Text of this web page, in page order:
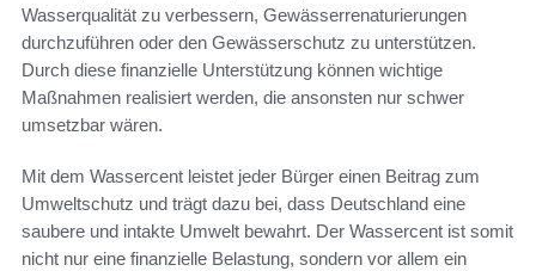
Wasserqualität zu verbessern, Gewässerrenaturierungen
durchzuführen oder den Gewässerschutz zu unterstützen.
Durch diese finanzielle Unterstützung können wichtige
Maßnahmen realisiert werden, die ansonsten nur schwer
umsetzbar wären.
Mit dem Wassercent leistet jeder Bürger einen Beitrag zum
Umweltschutz und trägt dazu bei, dass Deutschland eine
saubere und intakte Umwelt bewahrt. Der Wassercent ist somit
nicht nur eine finanzielle Belastung, sondern vor allem ein